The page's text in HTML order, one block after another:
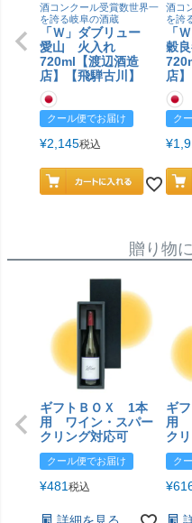
酒コンクール受賞数世界一
を誇る岐阜の酒蔵
「Ｗ」ダブリュー
愛山 火入れ
720ml【渡辺酒造
店】【飛騨古川】
クール便でお届け
¥2,145税込
酒コ
を誇
「
穀
店
ク
¥
贈り物
ギフトＢＯＸ 1本
用 ワイン・スパー
クリング対応可
クール便でお届け
¥481税込
ギ
用
ク
ク
¥